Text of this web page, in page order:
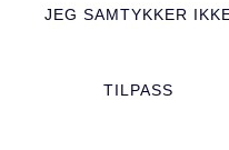
Lær å smake på vin
JEG SAMTYKKER
TILPASS